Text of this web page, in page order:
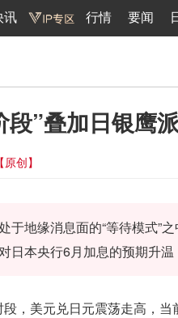
讯 行情 要闻
段”叠加日银鹰
创】
于地缘消息面的“等待模式”
日本央行6月加息的预期升
段，美元兑日元震荡走高，